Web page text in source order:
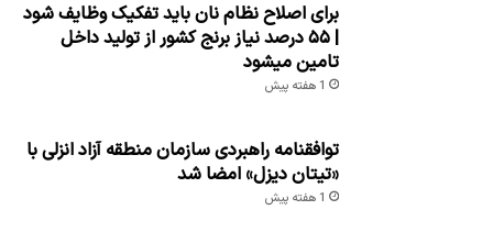
برای اصلاح نظام نان باید تفکیک وظایف شود
| ۵۵ درصد نیاز برنج کشور از تولید داخل
تامین میشود
1 هفته پیش
توافقنامه راهبردی سازمان منطقه آزاد انزلی با
«تیتان دیزل» امضا شد
1 هفته پیش